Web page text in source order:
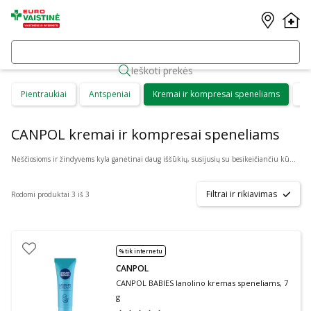
Ieškoti prekės
Pientraukiai Antspeniai Kremai ir kompresai speneliams
CANPOL kremai ir kompresai speneliams
Nėščiosioms ir žindyvėms kyla ganėtinai daug iššūkių, susijusių su besikeičiančiu kūnu bei į pasaulį ateinančia nauja gyvybe. Žindyvės turėtų žinoti apie tai, kokią naudą joms galėtų suteikti kompresai ir kremas speneliams. Tai yra priemonės, kurios gali padėti gydyti žaizdas, mažinti spenelių jautrumą ir skausmą.
Rodomi produktai 3 iš 3 Filtrai ir rikiavimas
% tik internetu
CANPOL
CANPOL BABIES lanolino kremas speneliams, 7
g